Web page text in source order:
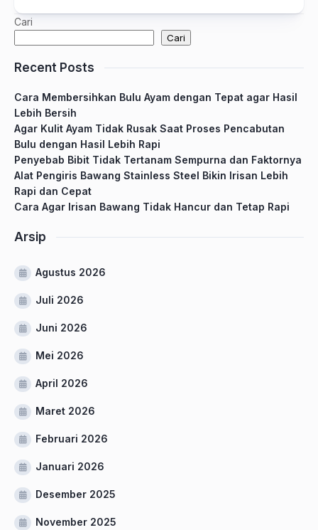
Cari
Cari
Recent Posts
Cara Membersihkan Bulu Ayam dengan Tepat agar Hasil
Lebih Bersih
Agar Kulit Ayam Tidak Rusak Saat Proses Pencabutan
Bulu dengan Hasil Lebih Rapi
Penyebab Bibit Tidak Tertanam Sempurna dan Faktornya
Alat Pengiris Bawang Stainless Steel Bikin Irisan Lebih
Rapi dan Cepat
Cara Agar Irisan Bawang Tidak Hancur dan Tetap Rapi
Arsip
Agustus 2026
Juli 2026
Juni 2026
Mei 2026
April 2026
Maret 2026
Februari 2026
Januari 2026
Desember 2025
November 2025